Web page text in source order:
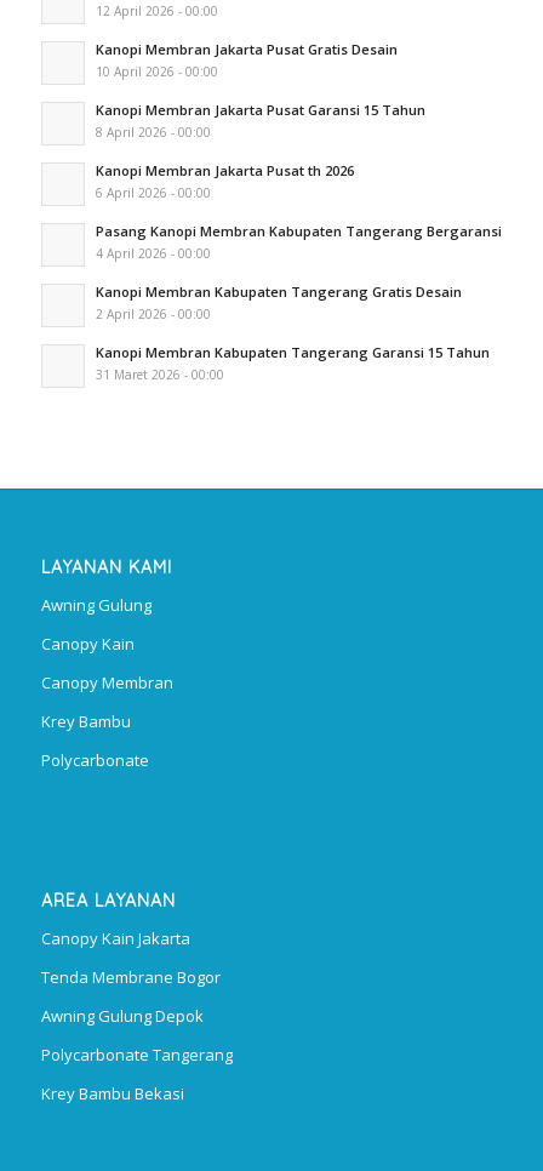
12 April 2026 - 00:00
Kanopi Membran Jakarta Pusat Gratis Desain
10 April 2026 - 00:00
Kanopi Membran Jakarta Pusat Garansi 15 Tahun
8 April 2026 - 00:00
Kanopi Membran Jakarta Pusat th 2026
6 April 2026 - 00:00
Pasang Kanopi Membran Kabupaten Tangerang Bergaransi
4 April 2026 - 00:00
Kanopi Membran Kabupaten Tangerang Gratis Desain
2 April 2026 - 00:00
Kanopi Membran Kabupaten Tangerang Garansi 15 Tahun
31 Maret 2026 - 00:00
LAYANAN KAMI
Awning Gulung
Canopy Kain
Canopy Membran
Krey Bambu
Polycarbonate
AREA LAYANAN
Canopy Kain Jakarta
Tenda Membrane Bogor
Awning Gulung Depok
Polycarbonate Tangerang
Krey Bambu Bekasi